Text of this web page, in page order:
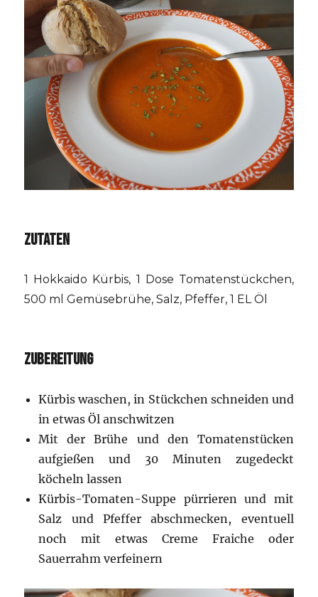
ZUTATEN
1 Hokkaido Kürbis, 1 Dose Tomatenstückchen,
500 ml Gemüsebrühe, Salz, Pfeffer, 1 EL Öl
ZUBEREITUNG
Kürbis waschen, in Stückchen schneiden und
in etwas Öl anschwitzen
Mit der Brühe und den Tomatenstücken
aufgießen und 30 Minuten zugedeckt
köcheln lassen
Kürbis-Tomaten-Suppe pürrieren und mit
Salz und Pfeffer abschmecken, eventuell
noch mit etwas Creme Fraiche oder
Sauerrahm verfeinern